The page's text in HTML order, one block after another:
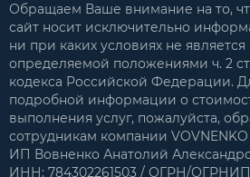
Обращаем Ваше внимание на то,
сайт носит исключительно
ни при каких условиях не
определяемой положениями ч. 2
кодекса Российской Федерации.
подробной информации о
выполнения услуг, пожалуйста,
сотрудникам компании
ИП Вовненко Анатолий
ИНН: 784302261503 / ОГРН/ОГРНИП: